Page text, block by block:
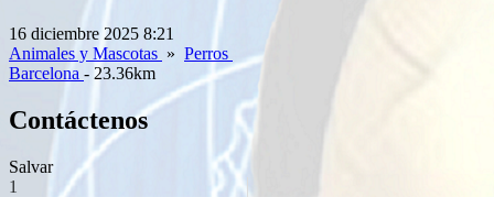
16 diciembre 2025 8:21
Animales y Mascotas » Perros
Barcelona - 23.36km
Contáctenos
Salvar
1